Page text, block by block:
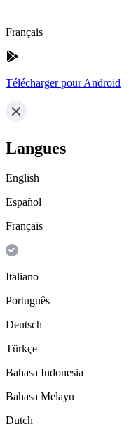
Français
Télécharger pour Android
Langues
English
Español
Français
Italiano
Português
Deutsch
Türkçe
Bahasa Indonesia
Bahasa Melayu
Dutch